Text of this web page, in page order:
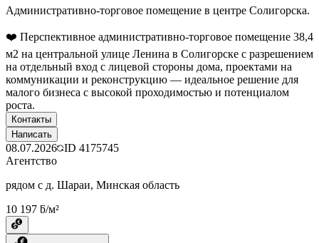
Административно-торговое помещение в центре Солигорска.
❤️ Перспективное административно-торговое помещение 38,4
м2 на центральной улице Ленина в Солигорске с разрешением
на отдельный вход с лицевой стороны дома, проектами на
коммуникации и реконструкцию — идеальное решение для
малого бизнеса с высокой проходимостью и потенциалом
роста.
Контакты
Написать
08.07.2026 ID 4175745
Агентство
рядом с д. Шараи, Минская область
10 197 ƃ/м²